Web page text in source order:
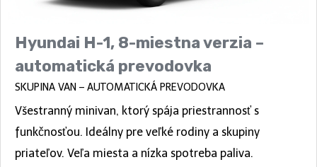
Hyundai H-1, 8-miestna verzia –
automatická prevodovka
SKUPINA VAN – AUTOMATICKÁ PREVODOVKA
Všestranný minivan, ktorý spája priestrannosť s
funkčnosťou. Ideálny pre veľké rodiny a skupiny
priateľov. Veľa miesta a nízka spotreba paliva.